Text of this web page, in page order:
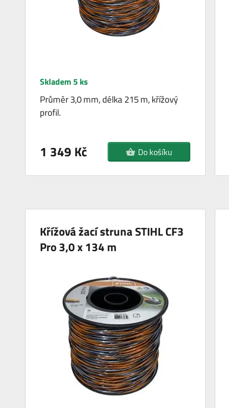
Skladem 5 ks
Průměr 3,0 mm, délka 215 m, křížový
profil.
1 349 Kč Do košíku
Křížová žací struna STIHL CF3
Pro 3,0 x 134 m